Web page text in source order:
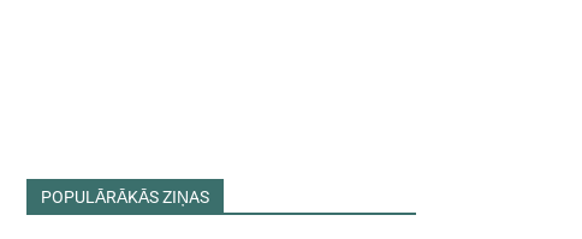
POPULĀRĀKĀS ZIŅAS